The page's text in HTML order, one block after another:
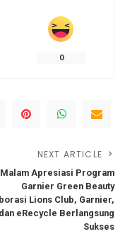
0
NEXT ARTICLE
Malam Apresiasi Program
Garnier Green Beauty
Lions Club, Garnier,
dan eRecycle Berlangsung
Sukses